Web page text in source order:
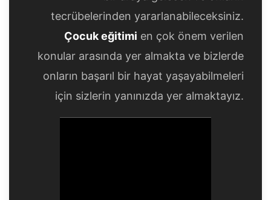
tecrübelerinden yararlanabileceksiniz.
Çocuk eğitimi en çok önem verilen
konular arasında yer almakta ve bizlerde
onların başarıl bir hayat yaşayabilmeleri
için sizlerin yanınızda yer almaktayız.